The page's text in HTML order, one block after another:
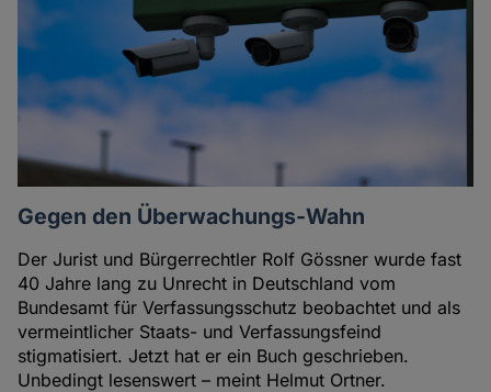
Gegen den Überwachungs-Wahn
Der Jurist und Bürgerrechtler Rolf Gössner wurde fast
40 Jahre lang zu Unrecht in Deutschland vom
Bundesamt für Verfassungsschutz beobachtet und als
vermeintlicher Staats- und Verfassungsfeind
stigmatisiert. Jetzt hat er ein Buch geschrieben.
Unbedingt lesenswert ­– meint Helmut Ortner.